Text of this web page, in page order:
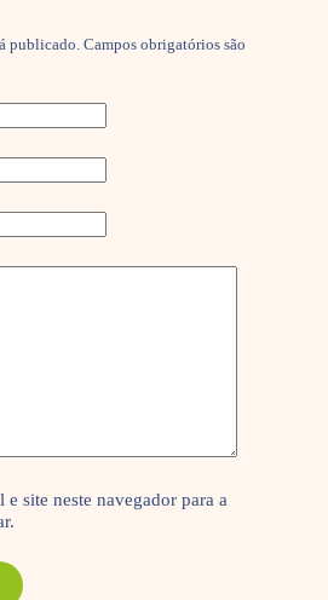
publicado. Campos obrigatórios são
site neste navegador para a